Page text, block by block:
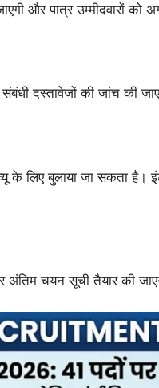
और पात्र उम्मीदवारों को
दस्तावेजों की जांच की
के लिए बुलाया जा सकता है।
अंतिम चयन सूची तैयार की